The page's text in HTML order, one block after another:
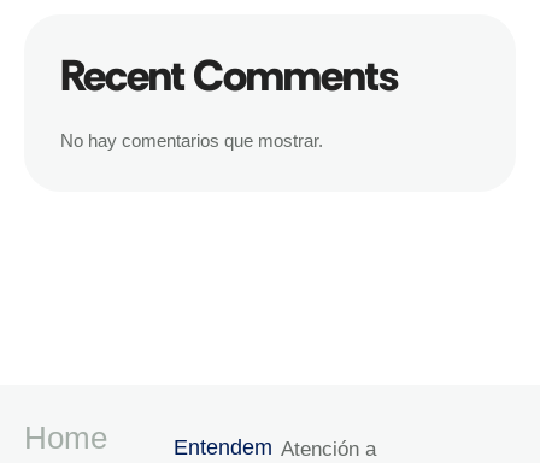
Recent Comments
No hay comentarios que mostrar.
Home
Entendem Atención a